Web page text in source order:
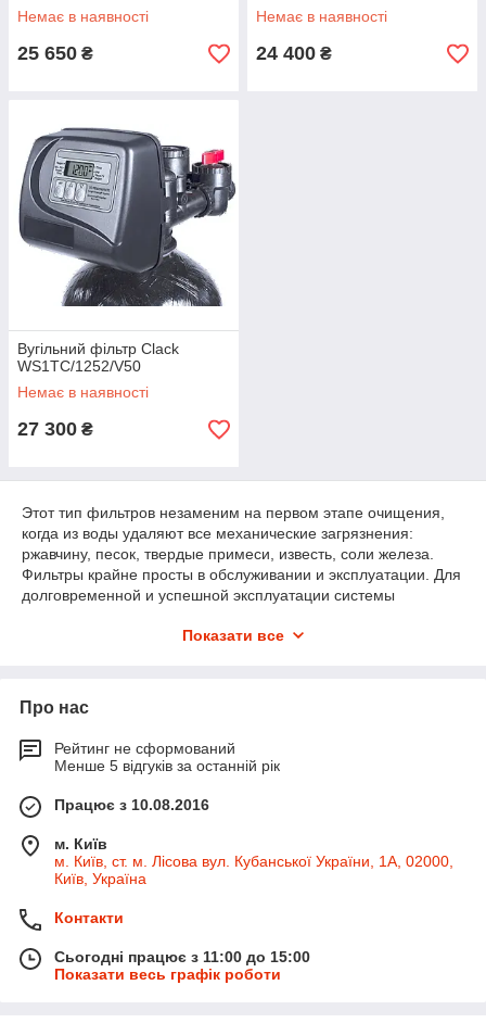
Немає в наявності
25 650 ₴
Немає в наявності
24 400 ₴
Вугільний фільтр Clack
WS1TC/1252/V50
Немає в наявності
27 300 ₴
Этот тип фильтров незаменим на первом этапе очищения,
когда из воды удаляют все механические загрязнения:
ржавчину, песок, твердые примеси, известь, соли железа.
Фильтры крайне просты в обслуживании и эксплуатации. Для
долговременной и успешной эксплуатации системы
картриджи или промывать сетчатый фильтрующий элемент.
материалов, устойчивых к повреждениям твердыми
частичками. Это свойство гарантирует долгий срок
эксплуатации.
Головними перевагами цього типу фільтрів є:
- висока ефективність очищення води від різноманітних
забруднень до 20-40 мікрон;
- велика ємність фільтруючого матеріалу;
- фільтри сприяють легкій регенерації без використання
- висока продуктивність.
Показати все
Про нас
Рейтинг не сформований
Менше 5 відгуків за останній рік
Працює з 10.08.2016
м. Київ
м. Київ, ст. м. Лісова вул. Кубанської України, 1А, 02000,
Київ, Україна
Контакти
Сьогодні працює з 11:00 до 15:00
Показати весь графік роботи